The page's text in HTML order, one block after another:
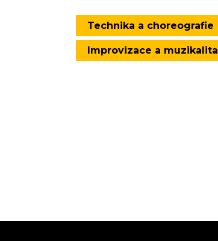
Technika a choreografie
Improvizace a muzikalita